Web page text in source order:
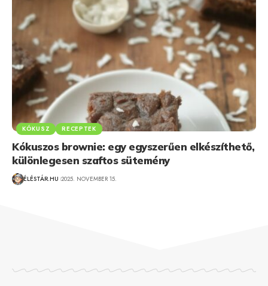
KÓKUSZ RECEPTEK
Kókuszos brownie: egy egyszerűen elkészíthető,
különlegesen szaftos sütemény
ÉLÉSTÁR.HU 2025. NOVEMBER 15.